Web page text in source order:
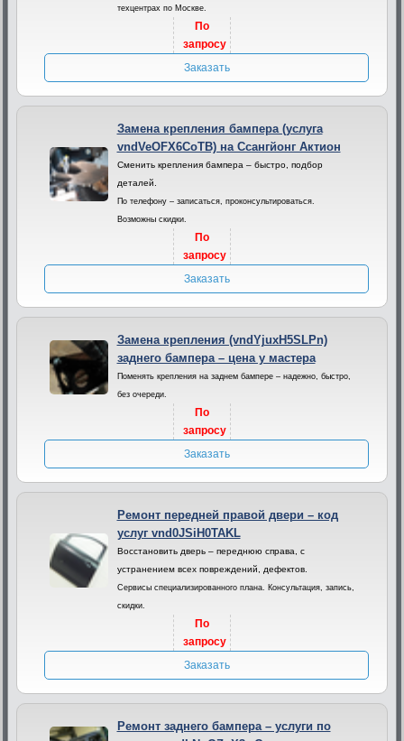
техцентрах по Москве.
По
запросу
Заказать
Замена крепления бампера (услуга
vndVeOFX6CoTB) на Ссангйонг Актион
Сменить крепления бампера – быстро, подбор
деталей.
По телефону – записаться, проконсультироваться.
Возможны скидки.
По
запросу
Заказать
Замена крепления (vndYjuxH5SLPn)
заднего бампера – цена у мастера
Поменять крепления на заднем бампере – надежно, быстро,
без очереди.
По
запросу
Заказать
Ремонт передней правой двери – код
услуг vnd0JSiH0TAKL
Восстановить дверь – переднюю справа, с
устранением всех повреждений, дефектов.
Сервисы специализированного плана. Консультация, запись,
скидки.
По
запросу
Заказать
Ремонт заднего бампера – услуги по